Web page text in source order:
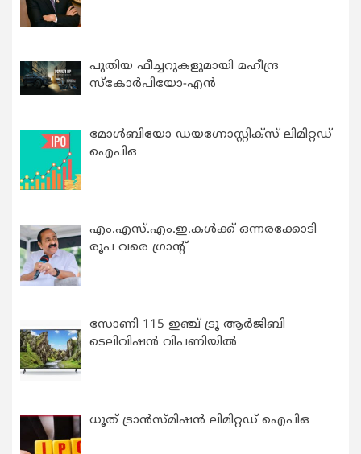
പുതിയ ഫീച്ചറുകളുമായി മഹീന്ദ്ര
സ്കോർപിയോ-എൻ
മോൾബിയോ ഡയഗ്നോസ്റ്റിക്സ് ലിമിറ്റഡ്
ഐപിഒ
എം.എസ്.എം.ഇ.കൾക്ക് ഒന്നരക്കോടി
രൂപ വരെ ഗ്രാന്റ്
സോണി 115 ഇഞ്ച് ട്രൂ ആർജിബി
ടെലിവിഷൻ വിപണിയിൽ
ധൂത് ട്രാൻസ്മിഷൻ ലിമിറ്റഡ് ഐപിഒ